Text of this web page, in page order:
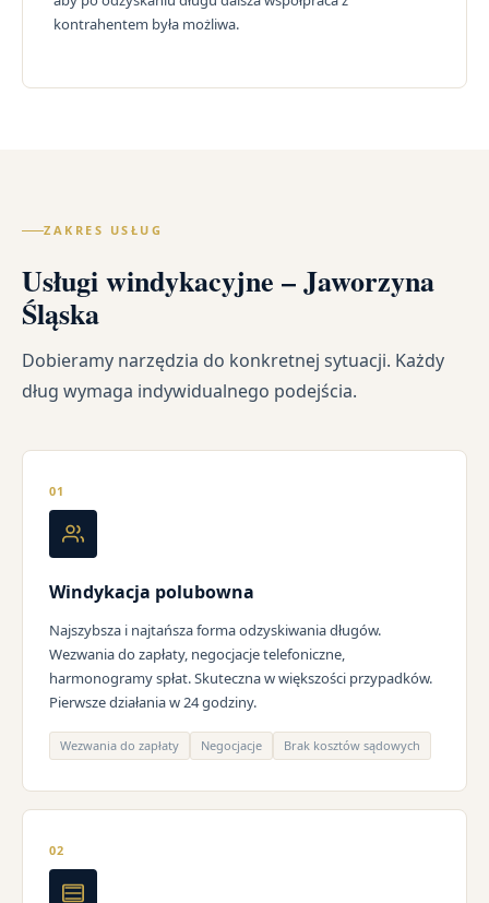
kontrahentem była możliwa.
ZAKRES USŁUG
Usługi windykacyjne – Jaworzyna
Śląska
Dobieramy narzędzia do konkretnej sytuacji. Każdy
dług wymaga indywidualnego podejścia.
01
Windykacja polubowna
Najszybsza i najtańsza forma odzyskiwania długów.
Wezwania do zapłaty, negocjacje telefoniczne,
harmonogramy spłat. Skuteczna w większości przypadków.
Pierwsze działania w 24 godziny.
Wezwania do zapłaty Negocjacje Brak kosztów sądowych
02